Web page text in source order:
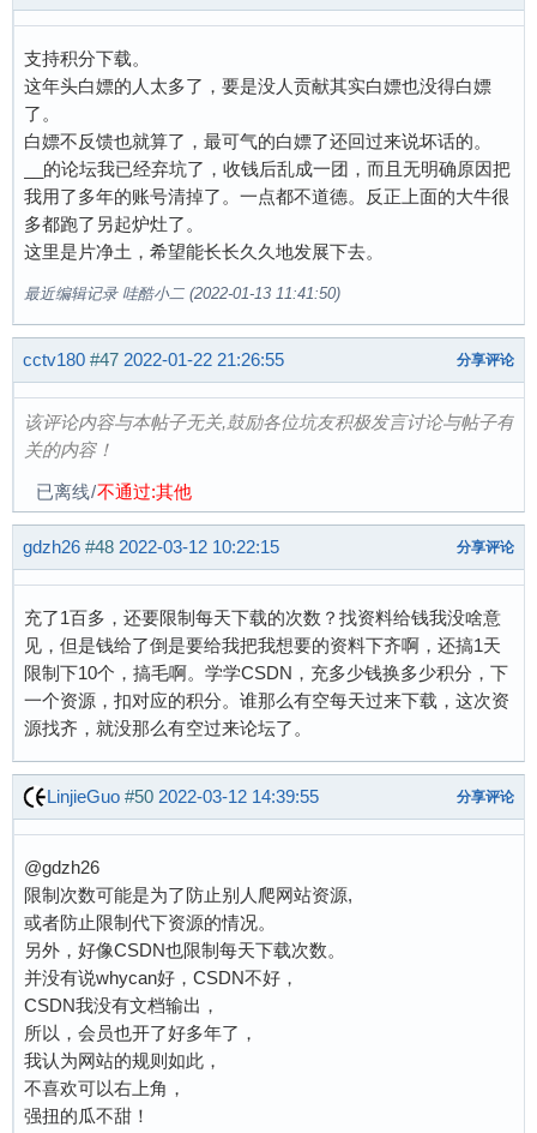
支持积分下载。
这年头白嫖的人太多了，要是没人贡献其实白嫖也没得白嫖
了。
白嫖不反馈也就算了，最可气的白嫖了还回过来说坏话的。
__的论坛我已经弃坑了，收钱后乱成一团，而且无明确原因把
我用了多年的账号清掉了。一点都不道德。反正上面的大牛很
多都跑了另起炉灶了。
这里是片净土，希望能长长久久地发展下去。
最近编辑记录 哇酷小二 (2022-01-13 11:41:50)
cctv180 #47 2022-01-22 21:26:55 分享评论
该评论内容与本帖子无关,鼓励各位坑友积极发言讨论与帖子有
关的内容！
已离线/不通过:其他
gdzh26 #48 2022-03-12 10:22:15 分享评论
充了1百多，还要限制每天下载的次数？找资料给钱我没啥意
见，但是钱给了倒是要给我把我想要的资料下齐啊，还搞1天
限制下10个，搞毛啊。学学CSDN，充多少钱换多少积分，下
一个资源，扣对应的积分。谁那么有空每天过来下载，这次资
源找齐，就没那么有空过来论坛了。
LinjieGuo #50 2022-03-12 14:39:55 分享评论
@gdzh26
限制次数可能是为了防止别人爬网站资源,
或者防止限制代下资源的情况。
另外，好像CSDN也限制每天下载次数。
并没有说whycan好，CSDN不好，
CSDN我没有文档输出，
所以，会员也开了好多年了，
我认为网站的规则如此，
不喜欢可以右上角，
强扭的瓜不甜！